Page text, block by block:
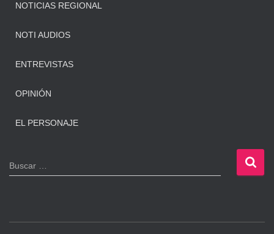
NOTICIAS REGIONAL
NOTI AUDIOS
ENTREVISTAS
OPINIÓN
EL PERSONAJE
B
u
Buscar …